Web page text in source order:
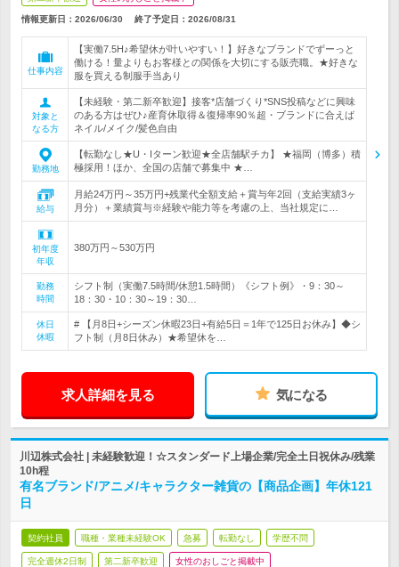
情報更新日：2026/06/30 終了予定日： 2026/08/31
仕事内容
【実働7.5H♪希望休が叶いやすい！】好きなブランドでずーっと
働ける！量よりもお客様との関係を大切にする販売職。★好きな
服を買える制服手当あり
対象と
なる方
【未経験・第二新卒歓迎】接客*店舗づくり*SNS投稿などに興味
のある方はぜひ♪産育休取得＆復帰率90％超・ブランドに合えば
ネイル/メイク/髪色自由
勤務地
【転勤なし★U・Iターン歓迎★全店舗駅チカ】 ★福岡（博多）積
極採用！ほか、全国の店舗で募集中 ★…
給与
月給24万円～35万円+残業代全額支給＋賞与年2回（支給実績3ヶ
月分）＋業績賞与※経験や能力等を考慮の上、当社規定に…
初年度
年収
380万円～530万円
勤務
時間
シフト制（実働7.5時間/休憩1.5時間）《シフト例》・9：30～
18：30・10：30～19：30…
休日
休暇
# 【月8日+シーズン休暇23日+有給5日＝1年で125日お休み】◆シ
フト制（月8日休み）★希望休を…
求人詳細を見る 気になる
川辺株式会社 | 未経験歓迎！☆スタンダード上場企業/完全土日祝休み/残業
10h程
有名ブランド/アニメ/キャラクター雑貨の【商品企画】年休121
日
契約社員 職種・業種未経験OK 急募 転勤なし 学歴不問
完全週休2日制 第二新卒歓迎 女性のおしごと掲載中